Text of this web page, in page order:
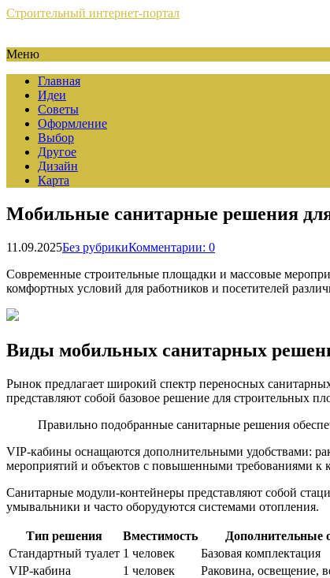
Строительный интернет-портал
Меню
Главная
Идеи
Советы
Оформление
Выбор
Другое
Дизайн
Карта
Мобильные санитарные решения
11.09.2025Без рубрикиКомментарии: 0
Современные строительные площадки и массовые
комфортных условий для работников и посетителей
Виды мобильных санитарных
Рынок предлагает широкий спектр переносных
представляют собой базовое решение для строительных
Правильно подобранные санитарные решения
VIP-кабины оснащаются дополнительными удобствами:
мероприятий и объектов с повышенными требованиями к
Санитарные модули-контейнеры представляют собой
умывальники и часто оборудуются системами отопления.
Тип решения Вместимость Дополнительные
Стандартный туалет 1 человек Базовая комплектация
VIP-кабина
1 человек Раковина, освещение,